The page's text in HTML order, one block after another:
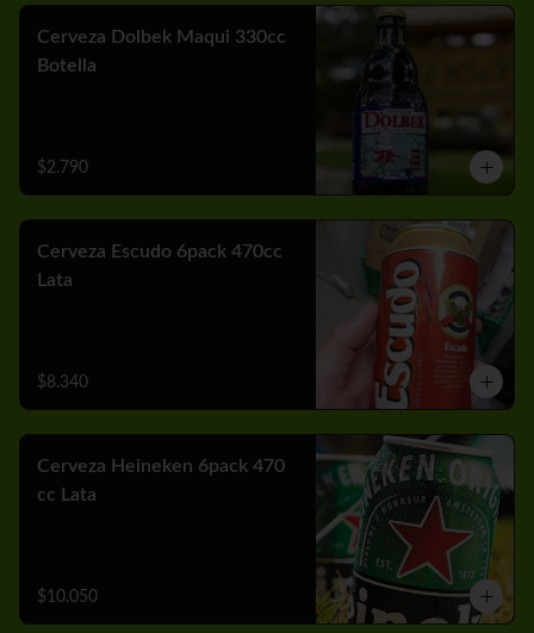
Cerveza Dolbek Maqui 330cc
Botella
$2.790
Cerveza Escudo 6pack 470cc
Lata
$8.340
Cerveza Heineken 6pack 470
cc Lata
$10.050